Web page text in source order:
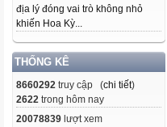
địa lý đóng vai trò không nhỏ
khiến Hoa Kỳ...
THỐNG KÊ
8660292 truy cập (chi tiết)
2622 trong hôm nay
20078839 lượt xem